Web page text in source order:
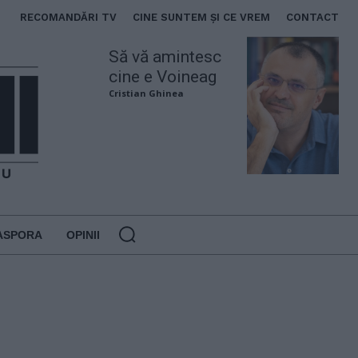
RECOMANDĂRI TV CINE SUNTEM ȘI CE VREM CONTACT
Să vă amintesc
cine e Voineag
Cristian Ghinea
OPINII